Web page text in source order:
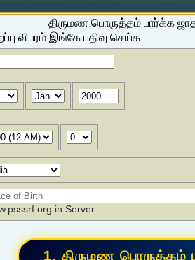
திருமண பொருத்தம் பார்க்க
விபரம் இங்கே பதிவு செய்க
Server